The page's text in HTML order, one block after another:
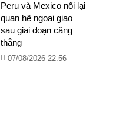
Peru và Mexico nối lại
quan hệ ngoại giao
sau giai đoạn căng
thẳng
07/08/2026 22:56